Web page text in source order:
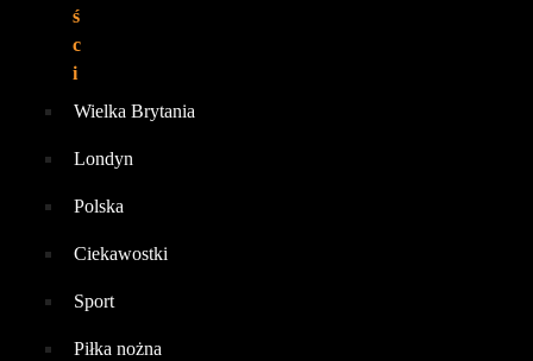
ś
c
i
Wielka Brytania
Londyn
Polska
Ciekawostki
Sport
Piłka nożna